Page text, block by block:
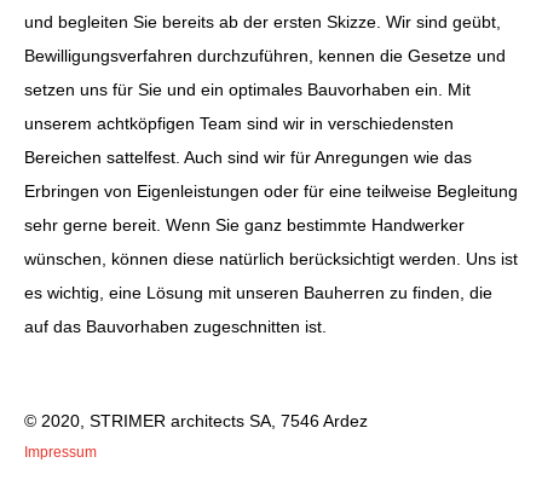
und begleiten Sie bereits ab der ersten Skizze. Wir sind geübt,
Bewilligungsverfahren durchzuführen, kennen die Gesetze und
setzen uns für Sie und ein optimales Bauvorhaben ein. Mit
unserem achtköpfigen Team sind wir in verschiedensten
Bereichen sattelfest. Auch sind wir für Anregungen wie das
Erbringen von Eigenleistungen oder für eine teilweise Begleitung
sehr gerne bereit. Wenn Sie ganz bestimmte Handwerker
wünschen, können diese natürlich berücksichtigt werden. Uns ist
es wichtig, eine Lösung mit unseren Bauherren zu finden, die
auf das Bauvorhaben zugeschnitten ist.
© 2020, STRIMER architects SA, 7546 Ardez
Impressum